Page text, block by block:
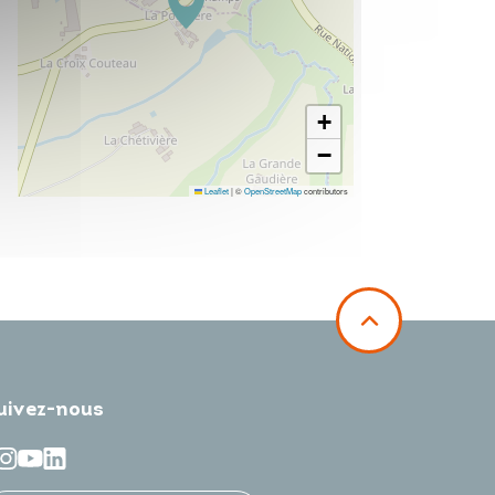
+
−
Leaflet|©OpenStreetMapcontributors
nous